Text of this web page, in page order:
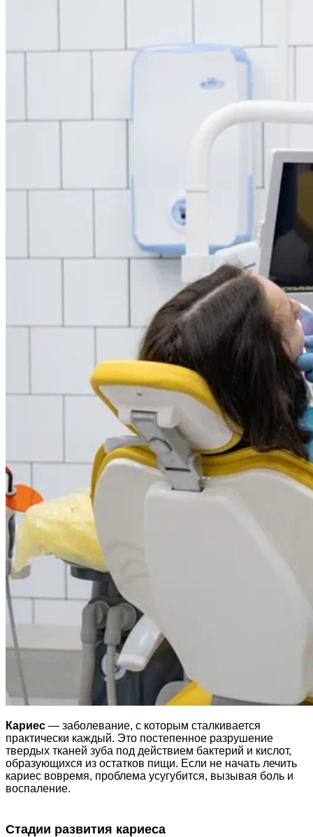
Кариес — заболевание, с которым сталкивается
практически каждый. Это постепенное разрушение
твердых тканей зуба под действием бактерий и кислот,
образующихся из остатков пищи. Если не начать лечить
кариес вовремя, проблема усугубится, вызывая боль и
воспаление.
Стадии развития кариеса